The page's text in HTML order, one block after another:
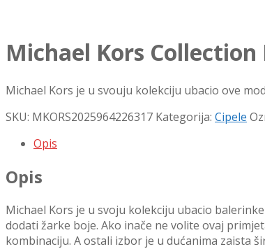
Michael Kors
Michael Kors je u svouju kolekciju ubacio ove
SKU: MKORS2025964226317 Kategorija: Cipele
Opis
Opis
Michael Kors je u svoju kolekciju ubacio
dodati žarke boje. Ako inače ne volite ovaj
kombinaciju. A ostali izbor je u dućanima zaista